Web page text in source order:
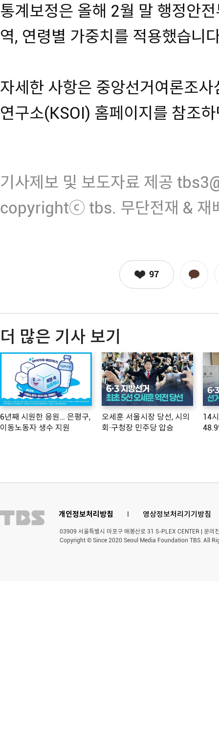
통계보정은 올해 2월 말 행정안
역, 연령별 가중치를 적용했습니
자세한 사항은 중앙선거여론조
연구소(KSOI) 홈페이지를 참조
기사제보 및 보도자료 제공
copyrightⓒ tbs. 무단전재 & 재
97
더 많은 기사 보기
6년째 시원한 응원… 은평구,
이동노동자 생수 지원
오세훈 서울시장 당선, 시의
회·구청장 민주당 압승
14
개인정보처리방침 l 영상정보처리기기방침
03909 서울특별시 마포구 매봉산로 31 S-PLEX CENTER | 문
Copyright © Since 2020 Seoul Media Foundation TBS. All